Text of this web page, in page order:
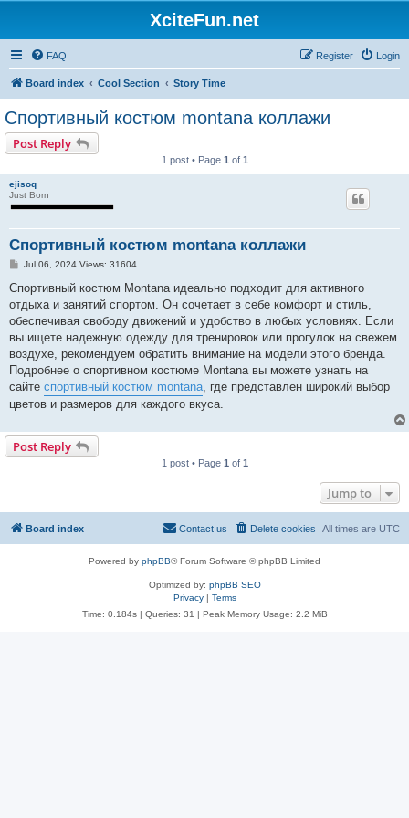
XciteFun.net
FAQ Login
Register
Board index Cool Section Story Time
Спортивный костюм montana коллажи
Post Reply
1 post • Page 1 of 1
ejisoq
Just Born
Спортивный костюм montana коллажи
P
s
Jul 06, 2024 Views: 31604
Спортивный костюм Montana идеально подходит для активного
отдыха и занятий спортом. Он сочетает в себе комфорт и стиль,
обеспечивая свободу движений и удобство в любых условиях. Если
вы ищете надежную одежду для тренировок или прогулок на свежем
воздухе, рекомендуем обратить внимание на модели этого бренда.
Подробнее о спортивном костюме Montana вы можете узнать на
сайте спортивный костюм montana, где представлен широкий выбор
цветов и размеров для каждого вкуса.
Post Reply
1 post • Page 1 of 1
Jump to
Board index All times are UTC
Delete cookies
Contact us
Powered by phpBB® Forum Software © phpBB Limited
Optimized by: phpBB SEO
Privacy| Terms
Time: 0.184s| Queries: 31 | Peak Memory Usage: 2.2 MiB